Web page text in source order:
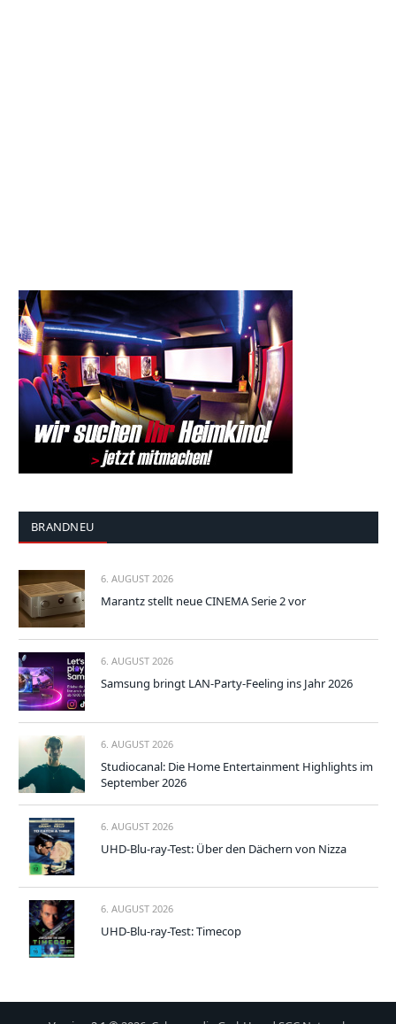
BRANDNEU
6. AUGUST 2026
Marantz stellt neue CINEMA Serie 2 vor
6. AUGUST 2026
Samsung bringt LAN-Party-Feeling ins Jahr 2026
6. AUGUST 2026
Studiocanal: Die Home Entertainment Highlights im
September 2026
6. AUGUST 2026
UHD-Blu-ray-Test: Über den Dächern von Nizza
6. AUGUST 2026
UHD-Blu-ray-Test: Timecop